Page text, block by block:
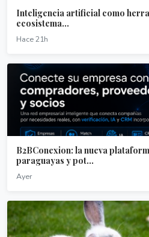
Inteligencia artificial como
ecosistema...
Hace 21h
B2BConexion: la nueva
paraguayas y pot...
Ayer